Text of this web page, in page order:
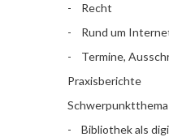
Recht
Rund um
Termine,
Praxisberichte
Schwerpunktthema
Bibliothek als